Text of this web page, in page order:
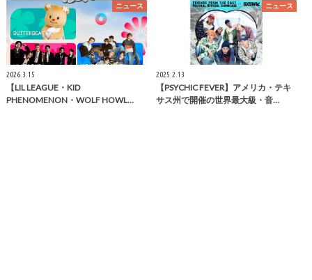
ニュース
2026.3.15
【LIL LEAGUE・KID
PHENOMENON・WOLF HOWL…
ニュース
2025.2.13
【PSYCHIC FEVER】アメリカ・テキ
サス州で開催の世界最大級・音…